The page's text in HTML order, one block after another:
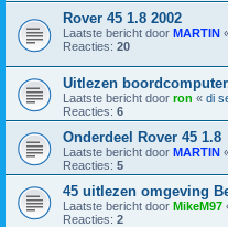
Rover 45 1.8 2002
Laatste bericht door MARTIN
Reacties: 20
Uitlezen
Laatste bericht door ron « di
Reacties: 6
Onderdeel Rover 45 1.8
Laatste bericht door MARTIN
Reacties: 5
45 uitlezen omgeving
Laatste bericht door MikeM97
Reacties: 2